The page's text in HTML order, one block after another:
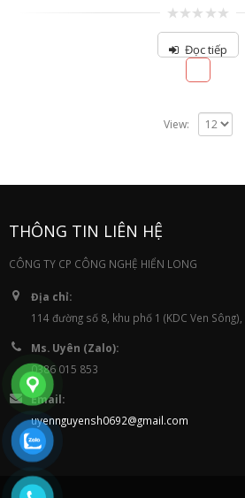
0
of
Đọc tiếp
View:
THÔNG TIN LIÊN HỆ
CÔNG TY CP CÔNG NGHỆ HIỂN LONG
Địa chỉ:
114 đường số 8, khu phố 1 (KDC Ven
Ms. Uyên (Zalo):
0386 015 853
Email:
uyennguyensh0692@gmail.com